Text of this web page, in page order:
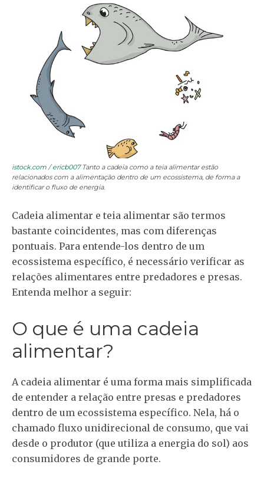
istock.com / ericb007 Tanto a cadeia como a teia alimentar estão
relacionados com a alimentação dentro de um ecossistema, de forma a
identificar o fluxo de energia.
Cadeia alimentar e teia alimentar são termos
bastante coincidentes, mas com diferenças
pontuais. Para entende-los dentro de um
ecossistema específico, é necessário verificar as
relações alimentares entre predadores e presas.
Entenda melhor a seguir:
O que é uma cadeia
alimentar?
A cadeia alimentar é uma forma mais simplificada
de entender a relação entre presas e predadores
dentro de um ecossistema específico. Nela, há o
chamado fluxo unidirecional de consumo, que vai
desde o produtor (que utiliza a energia do sol) aos
consumidores de grande porte.